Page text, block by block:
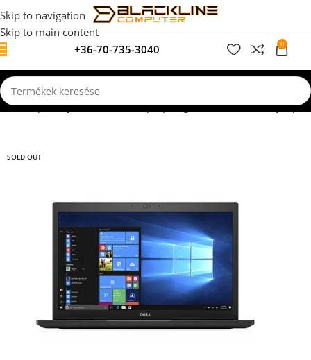
Skip to navigation
Skip to main content
+36-70-735-3040
0
Kezdőlap Felújított, használt laptopok garanciával Dell Laptopok
SOLD OUT